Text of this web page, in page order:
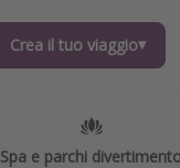
Crea il tuo viaggio
Spa e parchi
Crea il tuo viaggio
Spa e parchi